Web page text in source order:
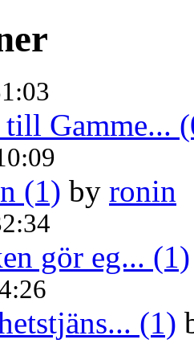
Gamme...
(1) by ronin
gör eg... (1)
(1)